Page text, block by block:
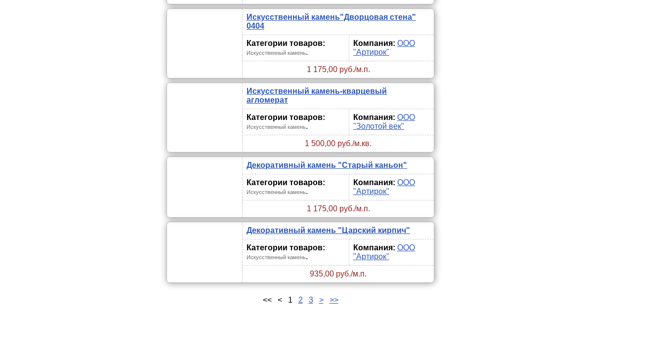
Искусственный камень"Дворцовая стена"
0404
Категории товаров:
Искусственный камень.
Компания: ООО
"Артирок"
1 175,00 руб./м.п.
Искусственный камень-кварцевый
агломерат
Категории товаров:
Искусственный камень.
Компания: ООО
"Золотой век"
1 500,00 руб./м.кв.
Декоративный камень "Старый каньон"
Категории товаров:
Искусственный камень.
Компания: ООО
"Артирок"
1 175,00 руб./м.п.
Декоративный камень "Царский кирпич"
Категории товаров:
Искусственный камень.
Компания: ООО
"Артирок"
935,00 руб./м.п.
<< < 1 2 3 > >>